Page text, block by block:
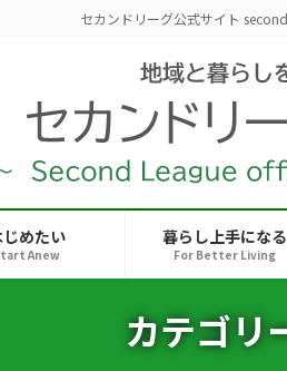
セカンドリーグ公式サイト
めたい
Anew
暮らし上手になる
For Better Living
カテゴ